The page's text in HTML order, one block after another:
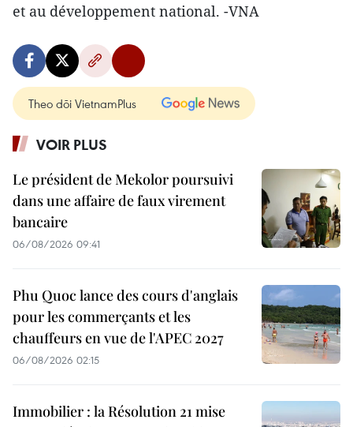
et au développement national. -VNA
Theo dõi VietnamPlus
VOIR PLUS
Le président de Mekolor poursuivi
dans une affaire de faux virement
bancaire
06/08/2026 09:41
Phu Quoc lance des cours d'anglais
pour les commerçants et les
chauffeurs en vue de l'APEC 2027
06/08/2026 02:15
Immobilier : la Résolution 21 mise